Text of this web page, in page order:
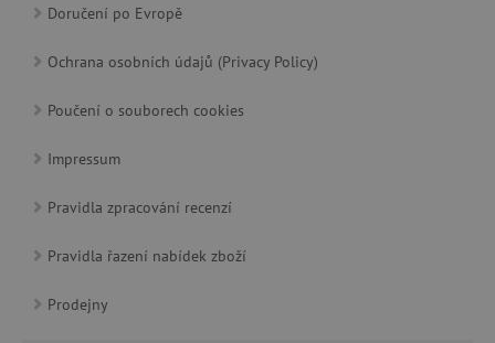
Doručení po Evropě
Ochrana osobních údajů (Privacy Policy)
Poučení o souborech cookies
Impressum
Pravidla zpracování recenzí
Pravidla řazení nabídek zboží
Prodejny
cjConsent
CookieScriptConsent